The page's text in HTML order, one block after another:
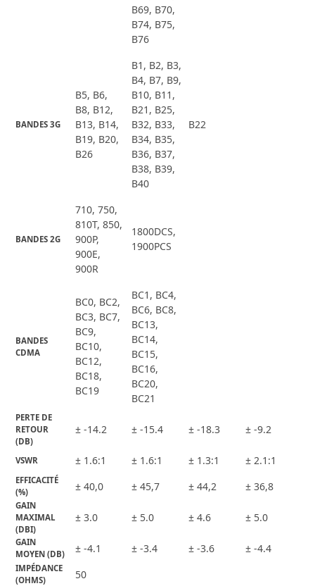
B69, B70,
B74, B75,
B76
BANDES 3G
B5, B6,
B8, B12,
B13, B14,
B19, B20,
B26
B1, B2, B3,
B4, B7, B9,
B10, B11,
B21, B25,
B32, B33,
B34, B35,
B36, B37,
B38, B39,
B40
B22
BANDES 2G
710, 750,
810T, 850,
900P,
900E,
900R
1800DCS,
1900PCS
BANDES
CDMA
BC0, BC2,
BC3, BC7,
BC9,
BC10,
BC12,
BC18,
BC19
BC1, BC4,
BC6, BC8,
BC13,
BC14,
BC15,
BC16,
BC20,
BC21
PERTE DE
RETOUR
(DB)
± -14.2 ± -15.4 ± -18.3 ± -9.2
VSWR ± 1.6:1 ± 1.6:1 ± 1.3:1 ± 2.1:1
EFFICACITÉ
(%)
± 40,0 ± 45,7 ± 44,2 ± 36,8
GAIN
MAXIMAL
(DBI)
± 3.0 ± 5.0 ± 4.6 ± 5.0
GAIN
MOYEN (DB)
± -4.1 ± -3.4 ± -3.6 ± -4.4
IMPÉDANCE
(OHMS)
50